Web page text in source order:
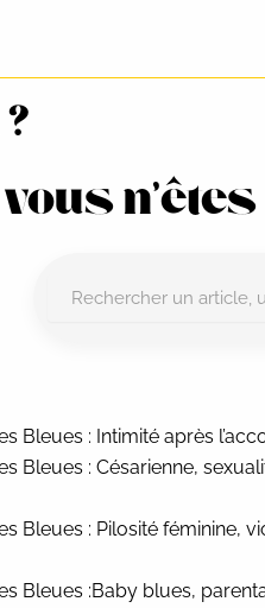
Bleues : Intimité après
Bleues : Césarienne,
Bleues : Pilosité féminine,
Bleues :Baby blues,